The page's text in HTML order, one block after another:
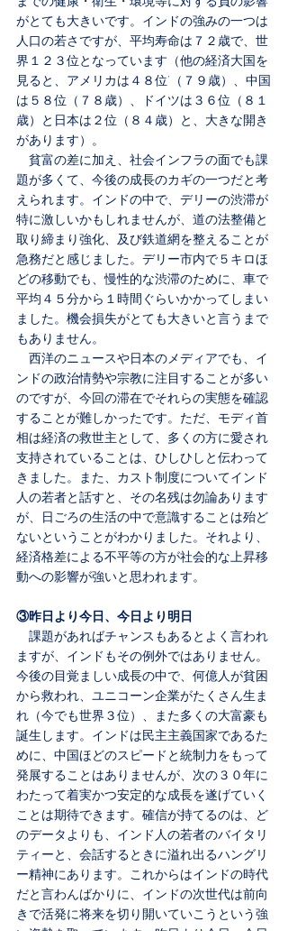
がとても大きいです。インドの強みの一つは
人口の若さですが、平均寿命は７２歳で、世
界１２３位となっています（他の経済大国を
見ると、アメリカは４８位’（７９歳）、中国
は５８位（７８歳）、ドイツは３６位（８１
歳）と日本は２位（８４歳）と、大きな開き
があります）。
貧富の差に加え、社会インフラの面でも課
題が多くて、今後の成長のカギの一つだと考
えられます。インドの中で、デリーの渋滞が
特に激しいかもしれませんが、道の法整備と
取り締まり強化、及び鉄道網を整えることが
急務だと感じました。デリー市内で５キロほ
どの移動でも、慢性的な渋滞のために、車で
平均４５分から１時間ぐらいかかってしまい
ました。機会損失がとても大きいと言うまで
もありません。
西洋のニュースや日本のメディアでも、イ
ンドの政治情勢や宗教に注目することが多い
のですが、今回の滞在でそれらの実態を確認
することが難しかったです。ただ、モディ首
相は経済の救世主として、多くの方に愛され
支持されていることは、ひしひしと伝わって
きました。また、カスト制度についてインド
人の若者と話すと、その名残は勿論あります
が、日ごろの生活の中で意識することは殆ど
ないということがわかりました。それより、
経済格差による不平等の方が社会的な上昇移
動への影響が強いと思われます。
③昨日より今日、今日より明日
課題があればチャンスもあるとよく言われ
ますが、インドもその例外ではありません。
今後の目覚ましい成長の中で、何億人が貧困
から救われ、ユニコーン企業がたくさん生ま
れ（今でも世界３位）、また多くの大富豪も
誕生します。インドは民主主義国家であるた
めに、中国ほどのスピードと統制力をもって
発展することはありませんが、次の３０年に
わたって着実かつ安定的な成長を遂げていく
ことは期待できます。確信が持てるのは、ど
のデータよりも、インド人の若者のバイタリ
ティーと、会話するときに溢れ出るハングリ
ー精神にあります。これからはインドの時代
だと言わんばかりに、インドの次世代は前向
きで活発に将来を切り開いていこうという強